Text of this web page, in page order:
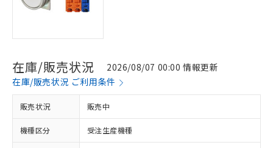
在庫/販売状況
2026/08/07 00:00 情報更新
在庫/販売状況 ご利用条件
販売状況 販売中
機種区分 受注生産機種